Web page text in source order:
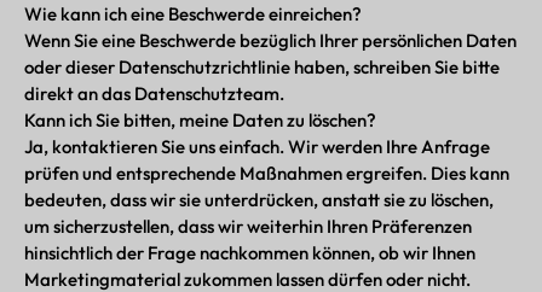
Wie kann ich eine Beschwerde einreichen?
Wenn Sie eine Beschwerde bezüglich Ihrer persönlichen Daten
oder dieser Datenschutzrichtlinie haben, schreiben Sie bitte
direkt an das Datenschutzteam.
Kann ich Sie bitten, meine Daten zu löschen?
Ja, kontaktieren Sie uns einfach. Wir werden Ihre Anfrage
prüfen und entsprechende Maßnahmen ergreifen. Dies kann
bedeuten, dass wir sie unterdrücken, anstatt sie zu löschen,
um sicherzustellen, dass wir weiterhin Ihren Präferenzen
hinsichtlich der Frage nachkommen können, ob wir Ihnen
Marketingmaterial zukommen lassen dürfen oder nicht.